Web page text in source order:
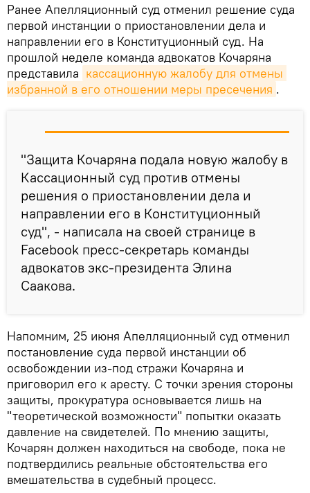
Ранее Апелляционный суд отменил решение суда
первой инстанции о приостановлении дела и
направлении его в Конституционный суд. На
прошлой неделе команда адвокатов Кочаряна
представила кассационную жалобу для отмены
избранной в его отношении меры пресечения .
"Защита Кочаряна подала новую жалобу в
Кассационный суд против отмены
решения о приостановлении дела и
направлении его в Конституционный
суд", - написала на своей странице в
Facebook пресс-секретарь команды
адвокатов экс-президента Элина
Саакова.
Напомним, 25 июня Апелляционный суд отменил
постановление суда первой инстанции об
освобождении из-под стражи Кочаряна и
приговорил его к аресту. С точки зрения стороны
защиты, прокуратура основывается лишь на
"теоретической возможности" попытки оказать
давление на свидетелей. По мнению защиты,
Кочарян должен находиться на свободе, пока не
подтвердились реальные обстоятельства его
вмешательства в судебный процесс.